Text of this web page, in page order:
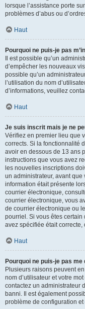
lorsque l’assistance porte
problèmes d’abus ou
Haut
Pourquoi ne puis-je pas
Il est possible qu’un
d’empêcher les nouveaux
possible qu’un
l’utilisation du nom
d’informations, veuillez
Haut
Je suis inscrit mais je ne
Vérifiez en premier lieu que
corrects. Si la fonctionnalité
avoir en dessous de 13 ans
instructions que vous avez
les nouvelles inscriptions
un administrateur, avant
information était présente
courrier électronique,
courrier électronique, vous
de courrier électronique ou
pourriel. Si vous êtes
avez spécifiée était
Haut
Pourquoi ne puis-je pas
Plusieurs raisons peuvent
nom d’utilisateur et votre
contactez un administrateur
banni. Il est également
problème de configuration